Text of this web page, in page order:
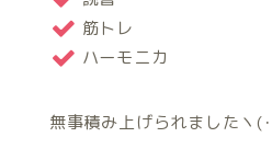
筋トレ
ハーモニカ
無事積み上げられましたヽ